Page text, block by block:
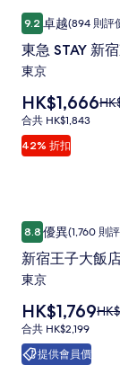
關
標
準
詳
東
急
STAY
新
宿
東
區
集
9.29.2 分 (滿分為 10
卓越(894 則評
東急 STAY 新
東京
42% 折扣
價
格
為
HK$1,666
HK$1,666原
關
準
詳
合
共
HK$1,843
合共 HK$1,843
東急 STAY 新宿
新
宿
王
子
大
飯
店
8.88.8 分 (滿分為 10
優異(1,760 則
新宿王子大飯
東京
提供會員價
價
格
為
HK$1,769
HK$1,769原
合
共
HK$2,199
合共 HK$2,199
新宿王子大飯店